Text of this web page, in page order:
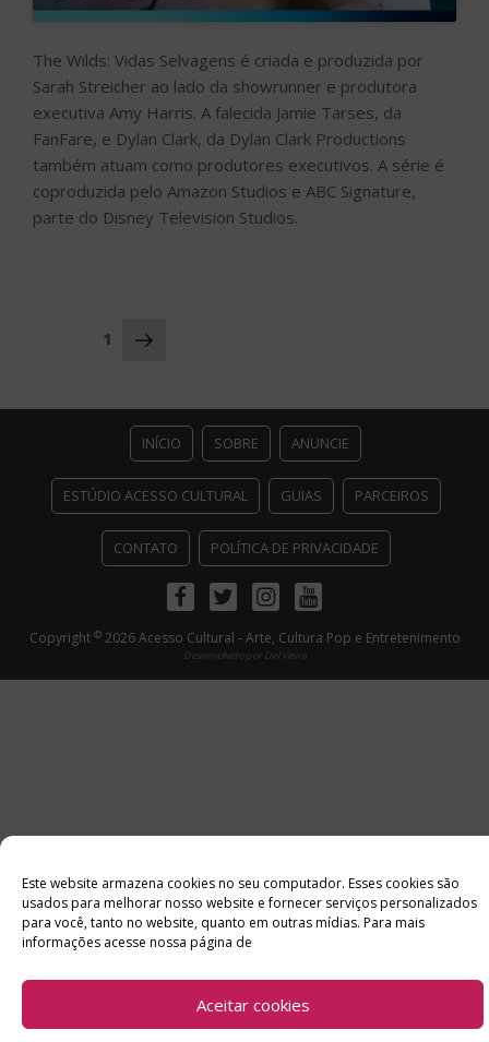
Este website armazena cookies no seu computador. Esses cookies são
usados ​​para melhorar nosso website e fornecer serviços personalizados
para você, tanto no website, quanto em outras mídias. Para mais
informações acesse nossa página de
Aceitar cookies
The Wilds: Vidas Selvagens é criada e produzida por
Sarah Streicher ao lado da showrunner e produtora
executiva Amy Harris. A falecida Jamie Tarses, da
FanFare, e Dylan Clark, da Dylan Clark Productions
também atuam como produtores executivos. A série é
coproduzida pelo Amazon Studios e ABC Signature,
parte do Disney Television Studios.
Navegação
1 Próxima
INÍCIO SOBRE ANUNCIE
ESTÚDIO ACESSO CULTURAL GUIAS PARCEIROS
CONTATO POLÍTICA DE PRIVACIDADE
FacebookTwitterInstagramYoutube
Copyright ©2026 Acesso Cultural - Arte, Cultura Pop e Entretenimento
Desenvolvido por Del Vieira